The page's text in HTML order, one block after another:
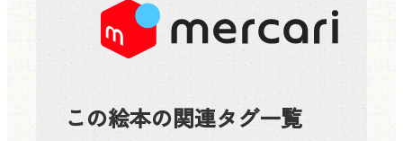
この絵本の関連タグ一覧